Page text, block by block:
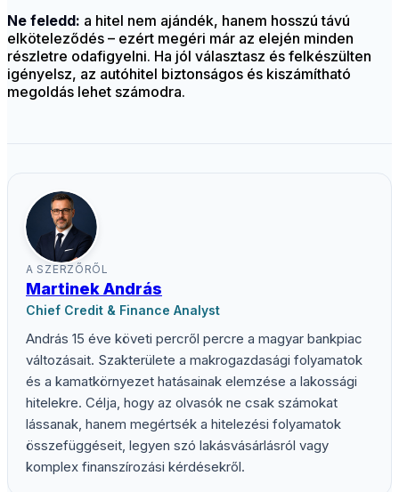
Ne feledd: a hitel nem ajándék, hanem hosszú távú
elköteleződés – ezért megéri már az elején minden
részletre odafigyelni. Ha jól választasz és felkészülten
igényelsz, az autóhitel biztonságos és kiszámítható
megoldás lehet számodra.
A SZERZŐRŐL
Martinek András
Chief Credit & Finance Analyst
András 15 éve követi percről percre a magyar bankpiac
változásait. Szakterülete a makrogazdasági folyamatok
és a kamatkörnyezet hatásainak elemzése a lakossági
hitelekre. Célja, hogy az olvasók ne csak számokat
lássanak, hanem megértsék a hitelezési folyamatok
összefüggéseit, legyen szó lakásvásárlásról vagy
komplex finanszírozási kérdésekről.